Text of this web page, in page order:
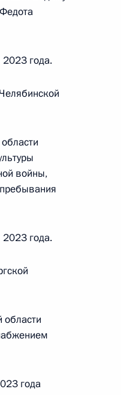
видео-
видео-
в Приёмной
связи
года.
войны,
года.
области
года